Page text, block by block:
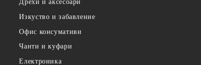
Дрехи и аксесоари
Изкуство и забавление
Офис консумативи
Чанти и куфари
Електроника